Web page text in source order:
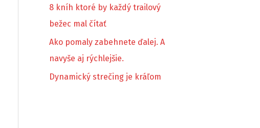
8 kníh ktoré by každý trailový
bežec mal čítať
Ako pomaly zabehnete ďalej. A
navyše aj rýchlejšie.
Dynamický strečing je kráľom